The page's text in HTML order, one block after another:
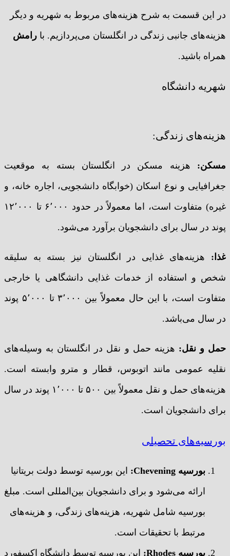
در این قسمت به شرح هزینه‌های مربوط به شهریه و دیگر
هزینه‌های جانبی زندگی در انگلستان می‌پردازیم. با رامش
همراه باشید.
شهریه دانشگاه
هزینه‌های زندگی:
مسکن: هزینه مسکن در انگلستان بسته به موقعیت
جغرافیایی و نوع اسکان (خوابگاه دانشجویی، اجاره خانه، و
غیره) متفاوت است، اما معمولاً در حدود ۶٬۰۰۰ تا ۱۲٬۰۰۰
پوند در سال برای دانشجویان برآورد می‌شود.
غذا: هزینه‌های غذایی در انگلستان نیز بسته به سلیقه
شخص و استفاده از خدمات غذایی دانشگاهی یا خارجی
متفاوت است، با این حال معمولاً بین ۳٬۰۰۰ تا ۵٬۰۰۰ پوند
در سال می‌باشد.
حمل و نقل: هزینه حمل و نقل در انگلستان به وسیله‌های
نقلیه عمومی مانند اتوبوس، قطار و مترو وابسته است.
هزینه‌های حمل و نقل معمولاً بین ۵۰۰ تا ۱٬۰۰۰ پوند در سال
برای دانشجویان است.
بورسیه‌های تحصیلی
بورسیه Chevening:
این بورسیه توسط دولت بریتانیا
ارائه می‌شود و برای دانشجویان بین‌المللی است. مبلغ
بورسیه شامل شهریه، هزینه‌های زندگی، و هزینه‌های
مرتبط با تحقیقات است.
بورسیه Rhodes:
این بورسیه توسط دانشگاه اکسفورد